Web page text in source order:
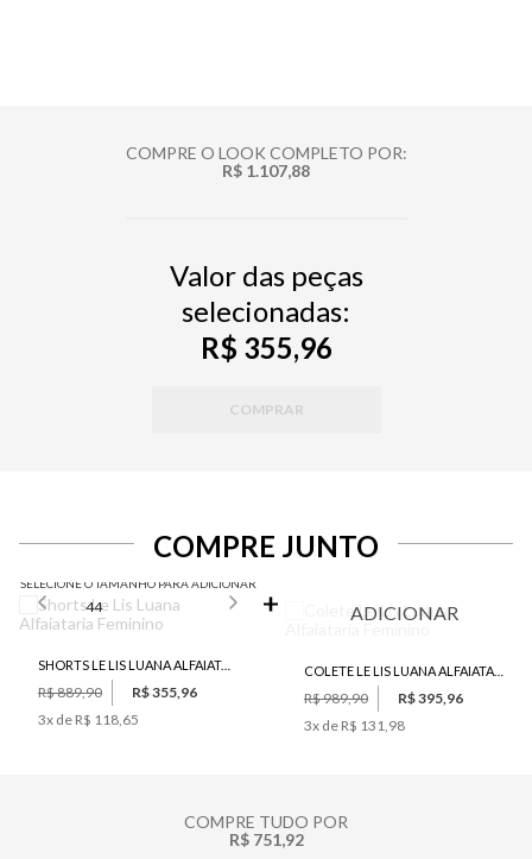
COMPRE O LOOK COMPLETO POR:
R$ 1.107,88
Valor das peças
selecionadas:
R$ 355,96
COMPRAR
COMPRE JUNTO
SELECIONE O TAMANHO PARA ADICIONAR
44
SHORTS LE LIS LUANA ALFAIATARIA FEMININO
R$ 889,90
R$ 355,96
3x de R$ 118,65
ADICIONAR
R$ 989,90
R$ 395,96
3x de R$ 131,98
COMPRE TUDO POR
R$ 751,92